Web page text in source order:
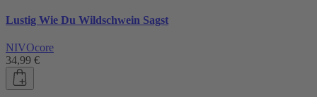
Lustig Wie Du Wildschwein Sagst
NIVOcore
34,99 €